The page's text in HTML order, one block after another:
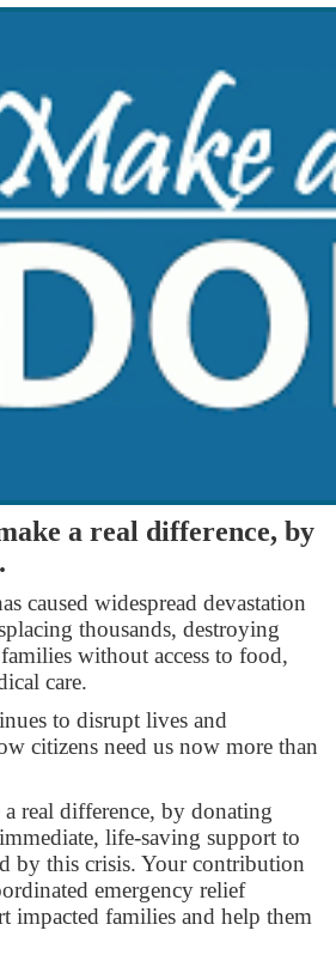
a real difference, by
caused widespread devastation
thousands, destroying
without access to food,
care.
to disrupt lives and
citizens need us now more than
real difference, by donating
life-saving support to
by this crisis. Your contribution
emergency relief
impacted families and help them